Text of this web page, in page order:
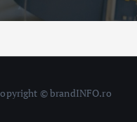
© brandINFO.ro